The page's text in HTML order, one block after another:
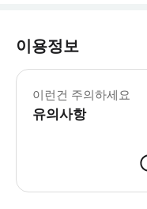
이용정보
이런건 주의하세요
유의사항